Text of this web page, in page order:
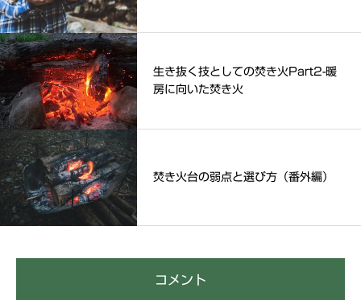
生き抜く技としての焚き火Part2-暖
房に向いた焚き火
焚き火台の弱点と選び方（番外編）
コメント